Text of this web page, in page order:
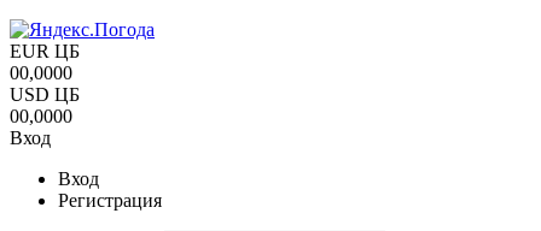
EUR ЦБ
00,0000
USD ЦБ
00,0000
Вход
Вход
Регистрация